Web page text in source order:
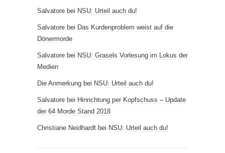
Salvatore bei NSU: Urteil auch du!
Salvatore bei Das Kurdenproblem weist auf die
Dönermorde
Salvatore bei NSU: Grasels Vorlesung im Lokus der
Medien
Die Anmerkung bei NSU: Urteil auch du!
Salvatore bei Hinrichtung per Kopfschuss – Update
der 64 Morde Stand 2018
Christiane Neidhardt bei NSU: Urteil auch du!